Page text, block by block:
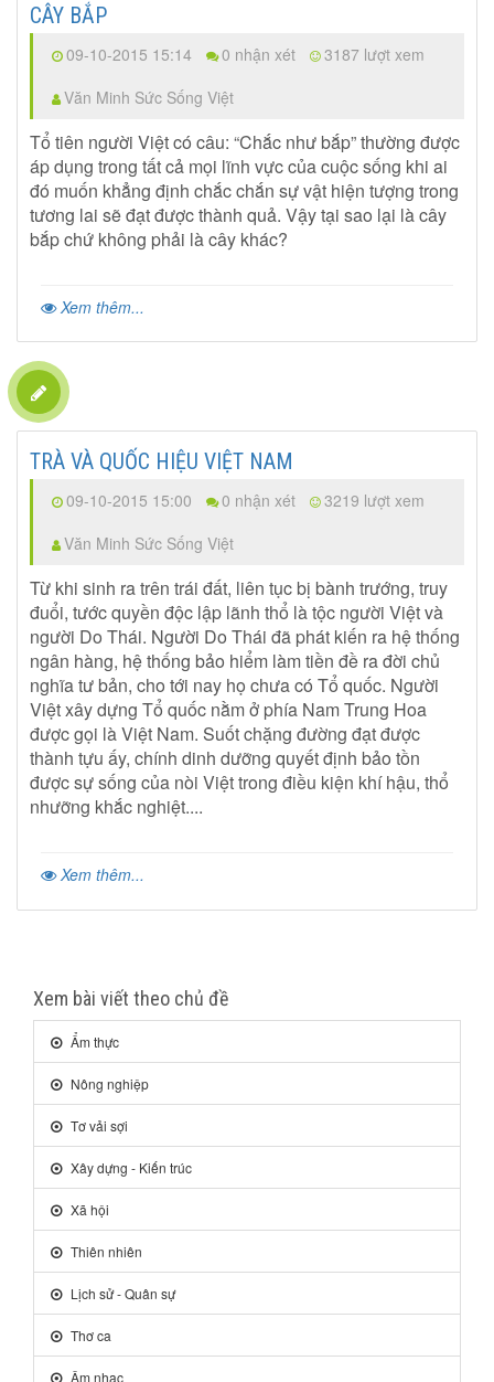
CÂY BẮP
09-10-2015 15:14 0 nhận xét
3187 lượt xem
Văn Minh Sức Sống Việt
Tổ tiên người Việt có câu: “Chắc như bắp” thường được
áp dụng trong tất cả mọi lĩnh vực của cuộc sống khi ai
đó muốn khẳng định chắc chắn sự vật hiện tượng trong
tương lai sẽ đạt được thành quả. Vậy tại sao lại là cây
bắp chứ không phải là cây khác?
Xem thêm...
TRÀ VÀ QUỐC HIỆU VIỆT NAM
09-10-2015 15:00 0 nhận xét
3219 lượt xem
Văn Minh Sức Sống Việt
Từ khi sinh ra trên trái đất, liên tục bị bành trướng, truy
đuổi, tước quyền độc lập lãnh thổ là tộc người Việt và
người Do Thái. Người Do Thái đã phát kiến ra hệ thống
ngân hàng, hệ thống bảo hiểm làm tiền đề ra đời chủ
nghĩa tư bản, cho tới nay họ chưa có Tổ quốc. Người
Việt xây dựng Tổ quốc nằm ở phía Nam Trung Hoa
được gọi là Việt Nam. Suốt chặng đường đạt được
thành tựu ấy, chính dinh dưỡng quyết định bảo tồn
được sự sống của nòi Việt trong điều kiện khí hậu, thổ
nhưỡng khắc nghiệt....
Xem thêm...
Xem bài viết theo chủ đề
Ẩm thực
Nông nghiệp
Tơ vải sợi
Xây dựng - Kiến trúc
Xã hội
Thiên nhiên
Lịch sử - Quân sự
Thơ ca
Âm nhạc